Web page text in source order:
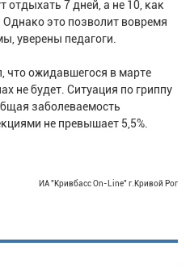
отдыхать 7 дней, а не 10, как
это позволит вовремя
уверены педагоги.
что ожидавшегося в марте
не будет. Ситуация по гриппу
заболеваемость
не превышает 5,5%.
ИА "Кривбасс On-Line" г.Кривой Рог